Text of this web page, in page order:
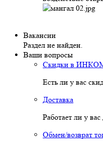
Вакансии
Раздел не найден.
Ваши вопросы
Скидки в
Есть ли у вас
Доставка
Работает ли у вас
Обмен/возврат